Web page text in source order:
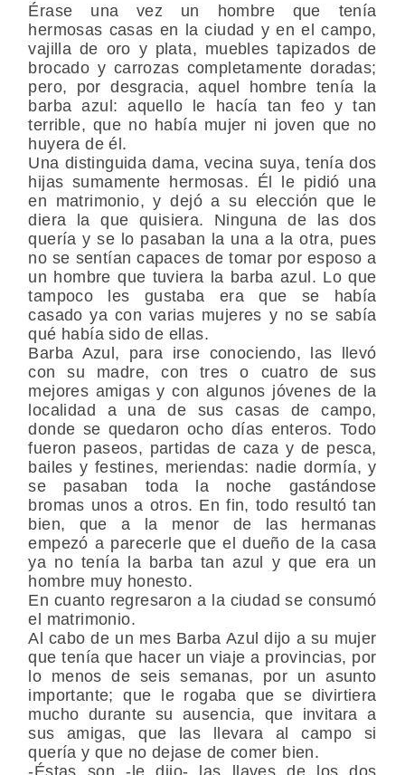
Érase una vez un hombre que tenía
hermosas casas en la ciudad y en el campo,
vajilla de oro y plata, muebles tapizados de
brocado y carrozas completamente doradas;
pero, por desgracia, aquel hombre tenía la
barba azul: aquello le hacía tan feo y tan
terrible, que no había mujer ni joven que no
huyera de él.
Una distinguida dama, vecina suya, tenía dos
hijas sumamente hermosas. Él le pidió una
en matrimonio, y dejó a su elección que le
diera la que quisiera. Ninguna de las dos
quería y se lo pasaban la una a la otra, pues
no se sentían capaces de tomar por esposo a
un hombre que tuviera la barba azul. Lo que
tampoco les gustaba era que se había
casado ya con varias mujeres y no se sabía
qué había sido de ellas.
Barba Azul, para irse conociendo, las llevó
con su madre, con tres o cuatro de sus
mejores amigas y con algunos jóvenes de la
localidad a una de sus casas de campo,
donde se quedaron ocho días enteros. Todo
fueron paseos, partidas de caza y de pesca,
bailes y festines, meriendas: nadie dormía, y
se pasaban toda la noche gastándose
bromas unos a otros. En fin, todo resultó tan
bien, que a la menor de las hermanas
empezó a parecerle que el dueño de la casa
ya no tenía la barba tan azul y que era un
hombre muy honesto.
En cuanto regresaron a la ciudad se consumó
el matrimonio.
Al cabo de un mes Barba Azul dijo a su mujer
que tenía que hacer un viaje a provincias, por
lo menos de seis semanas, por un asunto
importante; que le rogaba que se divirtiera
mucho durante su ausencia, que invitara a
sus amigas, que las llevara al campo si
quería y que no dejase de comer bien.
-Éstas son -le dijo- las llaves de los dos